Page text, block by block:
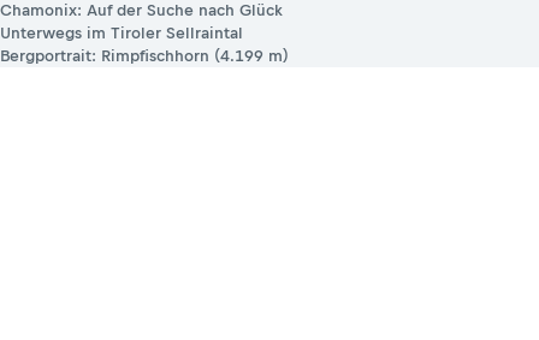
Chamonix: Auf der Suche nach Glück
Unterwegs im Tiroler Sellraintal
Bergportrait: Rimpfischhorn (4.199 m)